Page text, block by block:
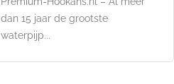
dan 15 jaar de grootste
waterpijp...